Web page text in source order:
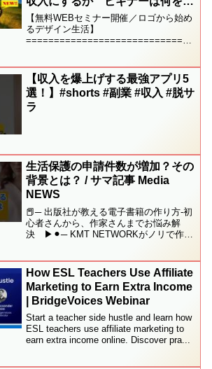
るべきか クラウドソーシングの
利用方法 勉強方法 ココナラへ
の移行 〈目玉情報：収入を得た
【無料WEBセミナー開催／ロゴから始め
るデザイン生活】
==============================
踏まえてロゴデザイン副業のロードマッ
プ最...
【収入を爆上げする最強アプリ5
選！】#shorts #副業 #収入 #脱サ
ラ
生活保護の申請件数が増加？その
背景とは？ / サマ記事 Media
NEWS
📕─ 出版社が教える電子書籍の作り方-初
心者さんから、作家さんまでお悩み解
決 ▶︎⚫︎─ KMT NETWORKがノリで作っ
てお悩み相談室を開設して...
How ESL Teachers Use Affiliate
Marketing to Earn Extra Income
| BridgeVoices Webinar
Start a teacher side hustle and learn how
ESL teachers use affiliate marketing to
earn extra income online. Discover pra...